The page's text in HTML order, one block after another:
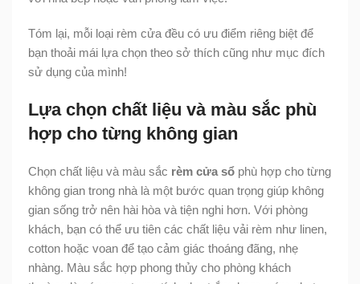
Tóm lại, mỗi loại rèm cửa đều có ưu điểm riêng biệt để
bạn thoải mái lựa chọn theo sở thích cũng như mục đích
sử dụng của mình!
Lựa chọn chất liệu và màu sắc phù
hợp cho từng không gian
Chọn chất liệu và màu sắc rèm cửa sổ phù hợp cho từng
không gian trong nhà là một bước quan trọng giúp không
gian sống trở nên hài hòa và tiện nghi hơn. Với phòng
khách, bạn có thể ưu tiên các chất liệu vải rèm như linen,
cotton hoặc voan để tạo cảm giác thoáng đãng, nhẹ
nhàng. Màu sắc hợp phong thủy cho phòng khách